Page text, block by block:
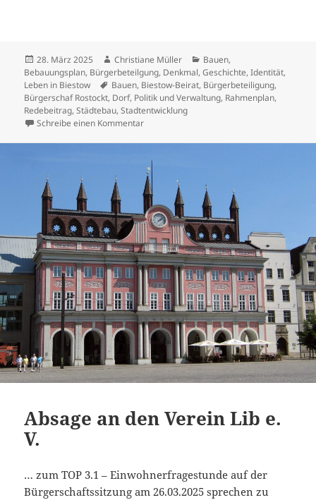
Veröffentlicht
am
28. März 2025 Autor
Christiane Müller Kategorien
Bauen,
Bebauungsplan, Bürgerbeteilgung, Denkmal,Geschichte,Identität,
Leben in Biestow
Schlagwörter
Bauen, Biestow-Beirat, Bürgerbeteiligung,
Bürgerschaf Rostockt, Dorf, Politik und Verwaltung, Rahmenplan,
Redebeitrag,Städtebau,Stadtentwicklung
Schreibe einen Kommentarzu Rede an die Bürgerschaft
Absage an den Verein Lib e.
V.
… zum TOP 3.1 – Einwohnerfragestunde auf der
Bürgerschaftssitzung am 26.03.2025 sprechen zu